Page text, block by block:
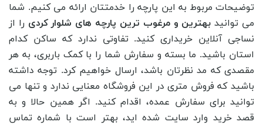
توضیحات مربوط به این پارچه را خدمتتان ارائه می کنیم. شما
می توانید بهترین و مرغوب ترین پارچه های شلوار کردی را از
نساجی آنلاین خریداری کنید. تفاوتی ندارد که ساکن کدام
استان باشید. ما بسته و سفارش شما را با کمک باربری، به هر
مقصدی که مد نظرتان باشد، ارسال خواهیم کرد. توجه داشته
باشید که فروش متری در این فروشگاه معنایی ندارد و تنها می
توانید برای سفارش عمده، اقدام کنید. اگر همین حالا و به
قصد خرید وارد سایت شده اید، بهتر است با شماره تماس